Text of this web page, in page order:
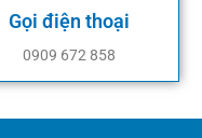
Gọi điện thoại
0909 672 858